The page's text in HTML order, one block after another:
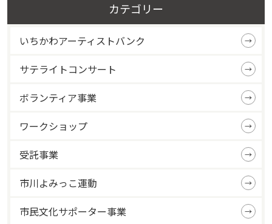
カテゴリー
いちかわアーティストバンク
サテライトコンサート
ボランティア事業
ワークショップ
受託事業
市川よみっこ運動
市民文化サポーター事業